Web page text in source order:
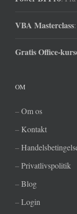
VBA Masterclass
Gratis Office-
OM
–Om os
– Kontakt
–
–Privatlivspolitik
–Blog
–Login